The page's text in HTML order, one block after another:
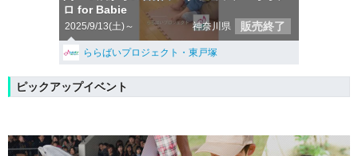
ロ for Babie
2025/9/13(土)～ 神奈川県 販売終了
ららばいプロジェクト・東戸塚
ピックアップイベント